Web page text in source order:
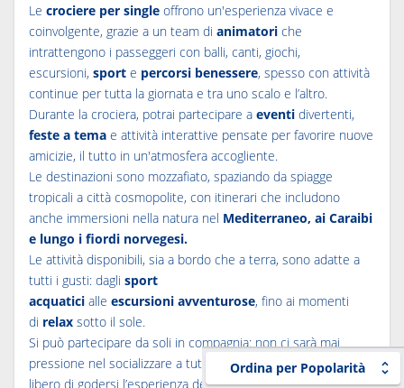
Ordina per Popolarità
Le crociere per single offrono un'esperienza vivace e
coinvolgente, grazie a un team di animatori che
intrattengono i passeggeri con balli, canti, giochi,
escursioni, sport e percorsi benessere, spesso con attività
continue per tutta la giornata e tra uno scalo e l’altro.
Durante la crociera, potrai partecipare a eventi divertenti,
feste a tema e attività interattive pensate per favorire nuove
amicizie, il tutto in un'atmosfera accogliente.
Le destinazioni sono mozzafiato, spaziando da spiagge
tropicali a città cosmopolite, con itinerari che includono
anche immersioni nella natura nel Mediterraneo, ai Caraibi
e lungo i fiordi norvegesi.
Le attività disponibili, sia a bordo che a terra, sono adatte a
tutti i gusti: dagli sport
acquatici alle escursioni avventurose, fino ai momenti
di relax sotto il sole.
Si può partecipare da soli in compagnia: non ci sarà mai
pressione nel socializzare a tutti i costi, dunque ognuno resta
libero di godersi l’esperienza del viaggio come preferisce.